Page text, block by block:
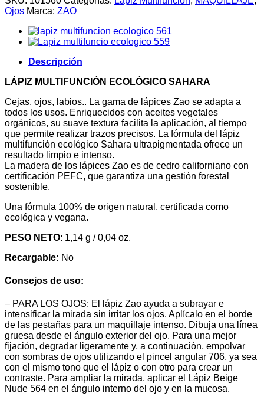
Sahara
·
ZAO
cantidad
Ojos Marca: ZAO
Descripción
LÁPIZ MULTIFUNCIÓN ECOLÓGICO SAHARA
Cejas, ojos, labios.. La gama de lápices Zao se adapta a
todos los usos. Enriquecidos con aceites vegetales
orgánicos, su suave textura facilita la aplicación, al tiempo
que permite realizar trazos precisos. La fórmula del lápiz
multifunción ecológico Sahara ultrapigmentada ofrece un
resultado limpio e intenso.
La madera de los lápices Zao es de cedro californiano con
certificación PEFC, que garantiza una gestión forestal
sostenible.
Una fórmula 100% de origen natural, certificada como
ecológica y vegana.
PESO NETO: 1,14 g / 0,04 oz.
Recargable: No
Consejos de uso:
– PARA LOS OJOS: El lápiz Zao ayuda a subrayar e
intensificar la mirada sin irritar los ojos. Aplícalo en el borde
de las pestañas para un maquillaje intenso. Dibuja una línea
gruesa desde el ángulo exterior del ojo. Para una mejor
fijación, degradar ligeramente y, a continuación, empolvar
con sombras de ojos utilizando el pincel angular 706, ya sea
con el mismo tono que el lápiz o con otro para crear un
contraste. Para ampliar la mirada, aplicar el Lápiz Beige
Nude 564 en el ángulo interno del ojo y en la mucosa.